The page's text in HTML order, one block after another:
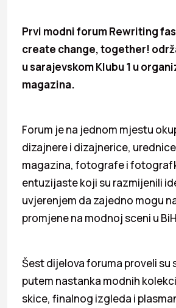
Prvi modni forum Rewriting
create change, together!
u sarajevskom Klubu 1 u
magazina.
Forum je na jednom mjestu
dizajnere i dizajnerice,
magazina, fotografe i
entuzijaste koji su razmijenili
uvjerenjem da zajedno mogu
promjene na modnoj sceni u
Šest dijelova foruma proveli su
putem nastanka modnih
skice, finalnog izgleda i